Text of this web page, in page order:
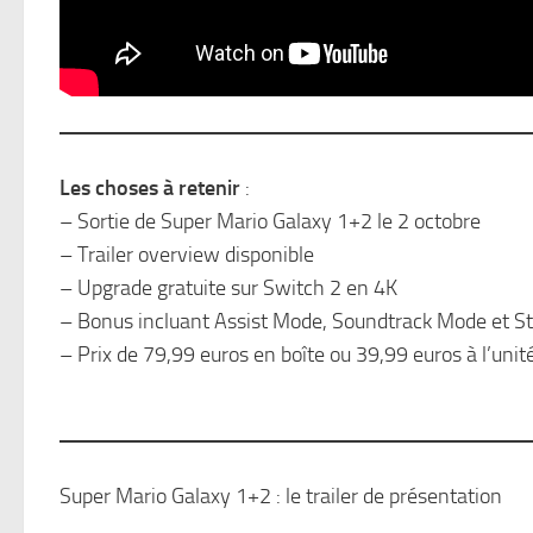
Les choses à retenir :
– Sortie de Super Mario Galaxy 1+2 le 2 octobre
– Trailer overview disponible
– Upgrade gratuite sur Switch 2 en 4K
– Bonus incluant Assist Mode, Soundtrack Mode et
– Prix de 79,99 euros en boîte ou 39,99 euros à
Super Mario Galaxy 1+2 : le trailer de présentation